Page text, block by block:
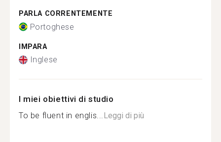
PARLA CORRENTEMENTE
Portoghese
IMPARA
Inglese
I miei obiettivi di studio
To be fluent in englis...Leggi di più